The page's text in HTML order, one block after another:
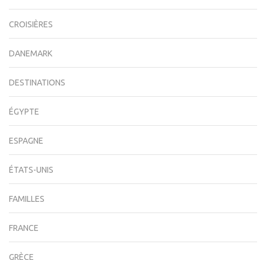
CROISIÈRES
DANEMARK
DESTINATIONS
ÉGYPTE
ESPAGNE
ÉTATS-UNIS
FAMILLES
FRANCE
GRÈCE